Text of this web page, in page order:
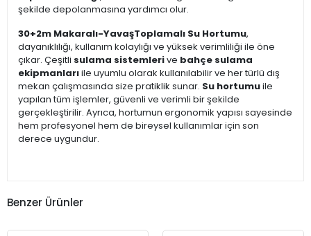
şekilde depolanmasına yardımcı olur.
30+2m Makaralı-YavaşToplamalı Su Hortumu,
dayanıklılığı, kullanım kolaylığı ve yüksek verimliliği ile öne
çıkar. Çeşitli sulama sistemlerive bahçe sulama
ekipmanlarıile uyumlu olarak kullanılabilir ve her türlü dış
mekan çalışmasında size pratiklik sunar. Su hortumuile
yapılan tüm işlemler, güvenli ve verimli bir şekilde
gerçekleştirilir. Ayrıca, hortumun ergonomik yapısı sayesinde
hem profesyonel hem de bireysel kullanımlar için son
derece uygundur.
Benzer Ürünler